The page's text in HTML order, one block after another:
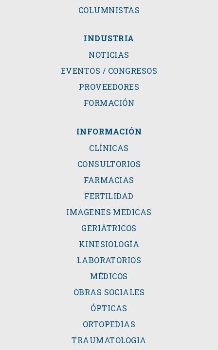
COLUMNISTAS
INDUSTRIA
NOTICIAS
EVENTOS / CONGRESOS
PROVEEDORES
FORMACIÓN
INFORMACIÓN
CLÍNICAS
CONSULTORIOS
FARMACIAS
FERTILIDAD
IMAGENES MEDICAS
GERIÁTRICOS
KINESIOLOGÍA
LABORATORIOS
MÉDICOS
OBRAS SOCIALES
ÓPTICAS
ORTOPEDIAS
TRAUMATOLOGIA